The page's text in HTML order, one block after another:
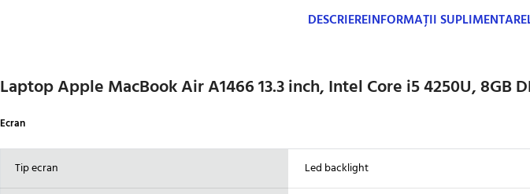
DESCRIEREINFORMAȚII SUPLIMENTARE
Laptop Apple MacBook Air A1466 13.3 inch, Intel Core i5 4250U, 8GB
Ecran
Tip ecran Led backlight